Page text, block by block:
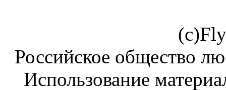
Российское общество
Использование